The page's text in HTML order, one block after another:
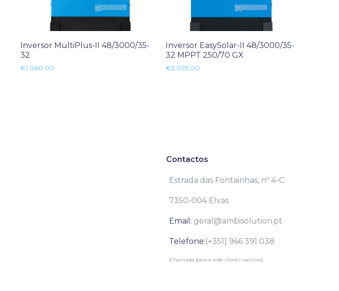
Inversor MultiPlus-II 48/3000/35-
32
€1.060,00
Inversor EasySolar-II 48/3000/35-
32 MPPT 250/70 GX
€2.025,00
Contactos
Estrada das Fontainhas, nº 4-C
7350-004 Elvas
Email: geral@ambisolution.pt
Telefone:(+351) 966 391 038
(Chamada para a rede móvel nacional)